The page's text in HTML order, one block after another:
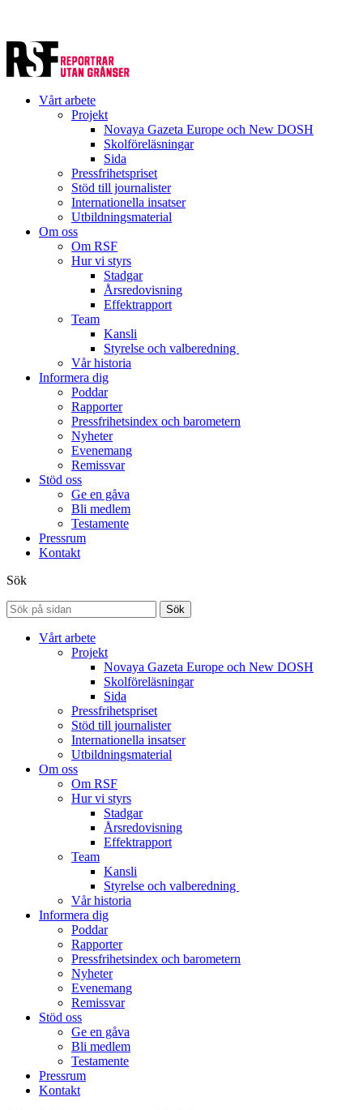
Vårt arbete
Projekt
Novaya Gazeta Europe och New DOSH
Skolföreläsningar
Sida
Pressfrihetspriset
Stöd till journalister
Internationella insatser
Utbildningsmaterial
Om oss
Om RSF
Hur vi styrs
Stadgar
Årsredovisning
Effektrapport
Team
Kansli
Styrelse och valberedning
Vår historia
Informera dig
Poddar
Rapporter
Pressfrihetsindex och barometern
Nyheter
Evenemang
Remissvar
Stöd oss
Ge en gåva
Bli medlem
Testamente
Pressrum
Kontakt
Sök
Sök
Vårt arbete
Projekt
Novaya Gazeta Europe och New DOSH
Skolföreläsningar
Sida
Pressfrihetspriset
Stöd till journalister
Internationella insatser
Utbildningsmaterial
Om oss
Om RSF
Hur vi styrs
Stadgar
Årsredovisning
Effektrapport
Team
Kansli
Styrelse och valberedning
Vår historia
Informera dig
Poddar
Rapporter
Pressfrihetsindex och barometern
Nyheter
Evenemang
Remissvar
Stöd oss
Ge en gåva
Bli medlem
Testamente
Pressrum
Kontakt